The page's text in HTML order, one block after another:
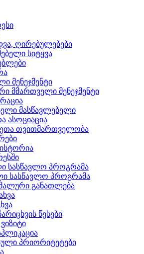
ღირებულებები
სიტყვა
მენეჯმენტი
მმართველი მენეჯმენტი
მასწავლებელი
ასოციაცია
თვითმართველობა
სასწავლო პროგრამა
სასწავლო პროგრამა
განათლება
წესები
პრიორიტეტები